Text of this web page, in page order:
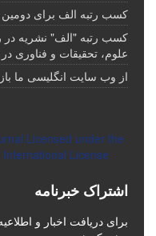
کسب رتبه الف برای دومین
کسب رتبه "الف" نشریه در
علوم، تحقیقات و فناوری در
از وب سایت انگلیسی ما
Licensed under the
License
اشتراک خبرنامه
برای دریافت اخبار و